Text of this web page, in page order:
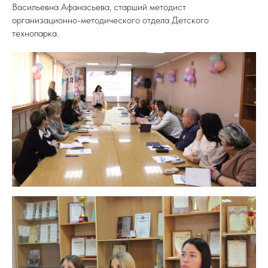
Васильевна Афанасьева, старший методист
организационно-методического отдела Детского
технопарка.